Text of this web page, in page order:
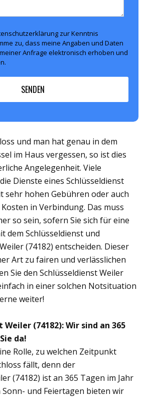
zur Kenntnis
zu, dass meine Angaben und Daten
Anfrage elektronisch erhoben und
und man hat genau in dem
im Haus vergessen, so ist dies
Angelegenheit. Viele
Dienste eines Schlüsseldienst
sehr hohen Gebühren oder auch
in Verbindung. Das muss
so sein, sofern Sie sich für eine
dem Schlüsseldienst und
(74182) entscheiden. Dieser
Art zu fairen und verlässlichen
Sie den Schlüsseldienst Weiler
in einer solchen Notsituation
weiter!
(74182): Wir sind an 365
da!
Rolle, zu welchen Zeitpunkt
fällt, denn der
(74182) ist an 365 Tagen im Jahr
Sonn- und Feiertagen bieten wir